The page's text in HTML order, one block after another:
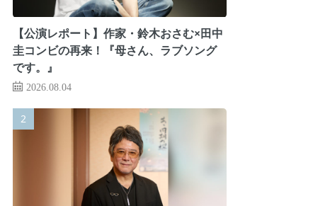
【公演レポート】作家・鈴木おさむ×田中
圭コンビの再来！『母さん、ラブソング
です。』
2026.08.04